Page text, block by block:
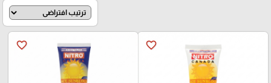
favorite_border
favorite_border